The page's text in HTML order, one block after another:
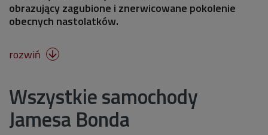
obrazujący zagubione i znerwicowane pokolenie
obecnych nastolatków.
rozwiń 
Wszystkie samochody
Jamesa Bonda